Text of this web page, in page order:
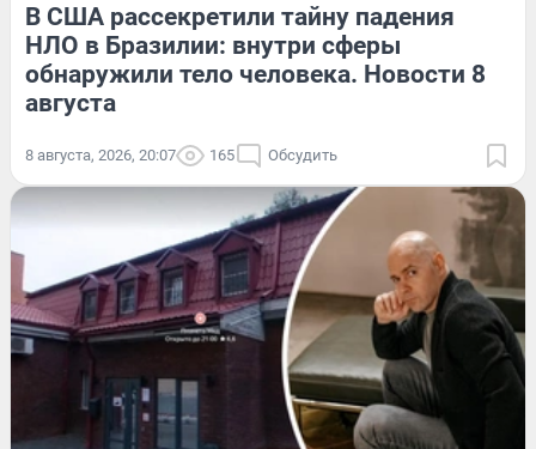
В США рассекретили тайну падения
НЛО в Бразилии: внутри сферы
обнаружили тело человека. Новости 8
августа
8 августа, 2026, 20:07 165 Обсудить